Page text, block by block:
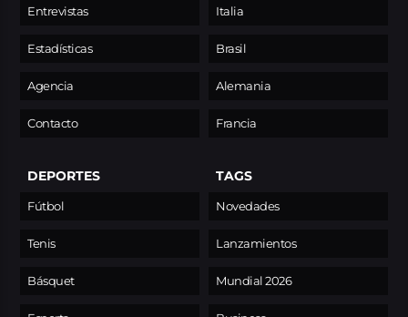
Entrevistas
Estadísticas
Agencia
Contacto
Italia
Brasil
Alemania
Francia
DEPORTES
Fútbol
Tenis
Básquet
TAGS
Novedades
Lanzamientos
Mundial 2026